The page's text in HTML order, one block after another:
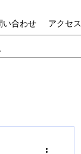
い合わせ アクセス